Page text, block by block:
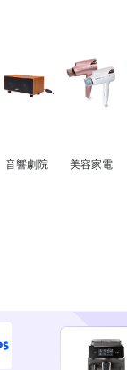
音響劇院 美容家電